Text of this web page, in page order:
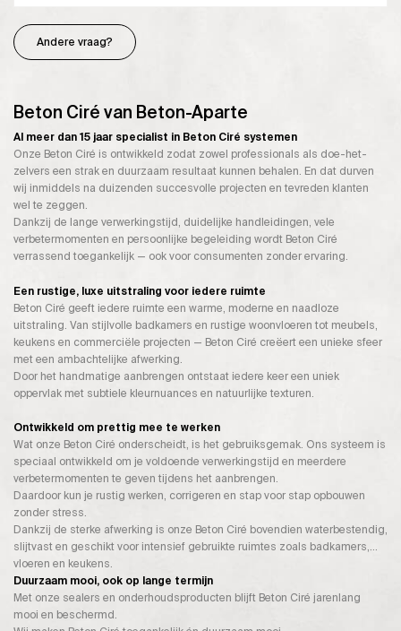
Andere vraag?
Beton Ciré van Beton-Aparte
Al meer dan 15 jaar specialist in Beton Ciré systemen
Onze Beton Ciré is ontwikkeld zodat zowel professionals als doe-het-
zelvers een strak en duurzaam resultaat kunnen behalen. En dat durven
wij inmiddels na duizenden succesvolle projecten en tevreden klanten
wel te zeggen.
Dankzij de lange verwerkingstijd, duidelijke handleidingen, vele
verbetermomenten en persoonlijke begeleiding wordt Beton Ciré
verrassend toegankelijk — ook voor consumenten zonder ervaring.
Een rustige, luxe uitstraling voor iedere ruimte
Beton Ciré geeft iedere ruimte een warme, moderne en naadloze
uitstraling. Van stijlvolle badkamers en rustige woonvloeren tot meubels,
keukens en commerciële projecten — Beton Ciré creëert een unieke sfeer
met een ambachtelijke afwerking.
Door het handmatige aanbrengen ontstaat iedere keer een uniek
oppervlak met subtiele kleurnuances en natuurlijke texturen.
Ontwikkeld om prettig mee te werken
Wat onze Beton Ciré onderscheidt, is het gebruiksgemak. Ons systeem is
speciaal ontwikkeld om je voldoende verwerkingstijd en meerdere
verbetermomenten te geven tijdens het aanbrengen.
Daardoor kun je rustig werken, corrigeren en stap voor stap opbouwen
zonder stress.
Dankzij de sterke afwerking is onze Beton Ciré bovendien waterbestendig,
slijtvast en geschikt voor intensief gebruikte ruimtes zoals badkamers,
vloeren en keukens.
Duurzaam mooi, ook op lange termijn
Met onze sealers en onderhoudsproducten blijft Beton Ciré jarenlang
mooi en beschermd.